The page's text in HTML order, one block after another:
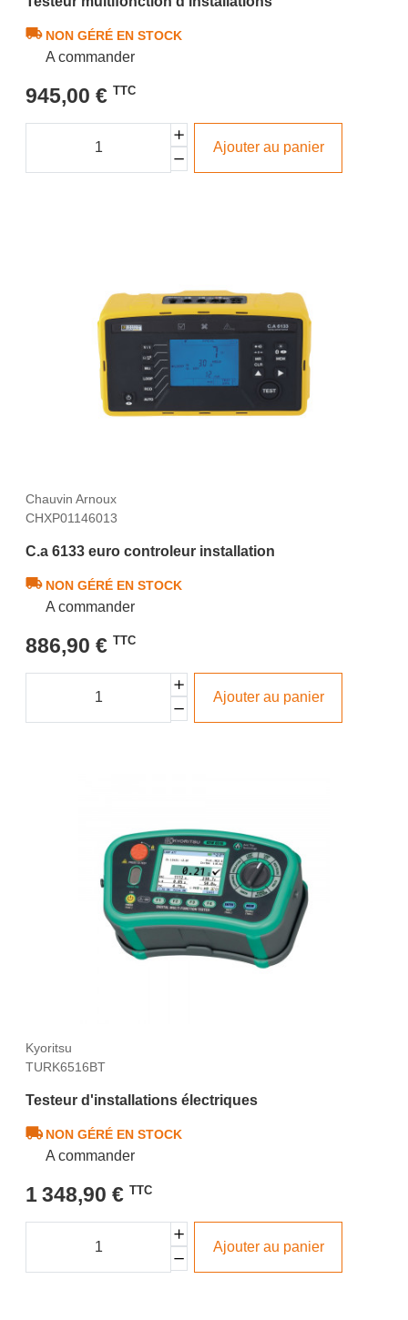
NON GÉRÉ EN STOCK
A commander
945,00 € TTC
Ajouter au panier
Chauvin Arnoux
CHXP01146013
C.a 6133 euro controleur installation
NON GÉRÉ EN STOCK
A commander
886,90 € TTC
Ajouter au panier
Kyoritsu
TURK6516BT
Testeur d'installations électriques
NON GÉRÉ EN STOCK
A commander
1 348,90 € TTC
Ajouter au panier